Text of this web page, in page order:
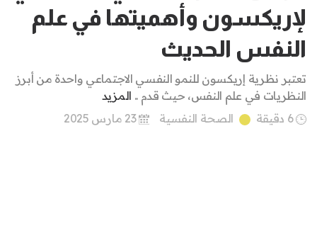
لإريكسون وأهميتها في علم
النفس الحديث
تعتبر نظرية إريكسون للنمو النفسي الاجتماعي واحدة من أبرز
النظريات في علم النفس، حيث قدم .. المزيد
6 دقيقة
الصحة النفسية 23 مارس 2025